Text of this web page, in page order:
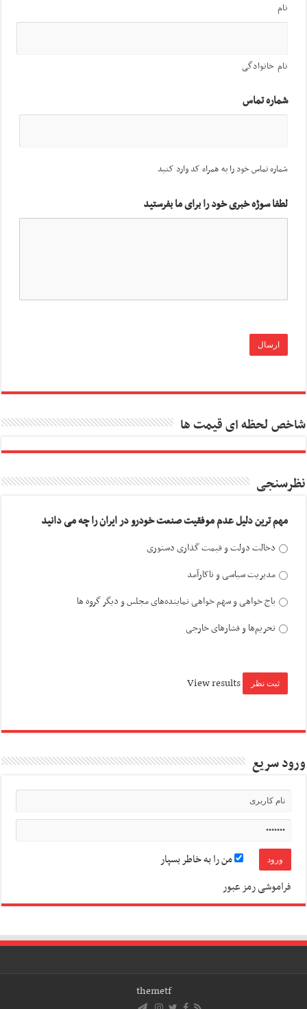
نام
نام خانوادگی
شماره تماس
شماره تماس خود را به همراه کد وارد کنید
لطفا سوژه خبری خود را برای ما بفرستید
شاخص لحظه ای قیمت ها
نظرسنجی
مهم ترین دلیل عدم موفقیت صنعت خودرو در ایران را چه می دانید
دخالت دولت و قیمت گذاری دستوری
مدیریت سیاسی و ناکارآمد
باج خواهی و سهم خواهی نماینده‌های مجلس و دیگر گروه ها
تحریم‌ها و فشارهای خارجی
View results
ورود سریع
من را به خاطر بسپار
فراموشی رمز عبور
themetf